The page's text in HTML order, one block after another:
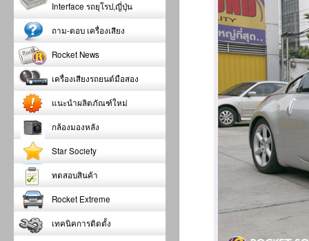
Interface รถยุโรป,ญี่ปุ่น
ถาม-ตอบ เครื่องเสียง
Rocket News
เครื่องเสียงรถยนต์มือสอง
แนะนำผลิตภัณฑ์ใหม่
กล้องมองหลัง
Star Society
ทดสอบสินค้า
Rocket Extreme
เทคนิคการติดตั้ง